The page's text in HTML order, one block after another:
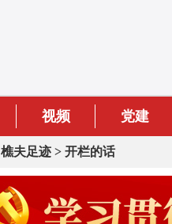
视频 党建
樵夫足迹 > 开栏的话